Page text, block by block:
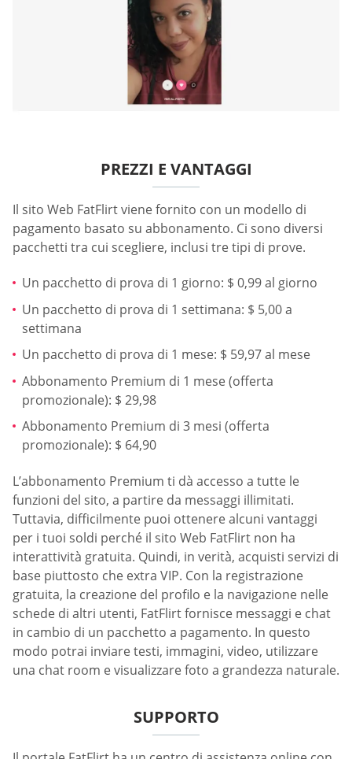
PREZZI E VANTAGGI
Il sito Web FatFlirt viene fornito con un modello di
pagamento basato su abbonamento. Ci sono diversi
pacchetti tra cui scegliere, inclusi tre tipi di prove.
Un pacchetto di prova di 1 giorno: $ 0,99 al giorno
Un pacchetto di prova di 1 settimana: $ 5,00 a
settimana
Un pacchetto di prova di 1 mese: $ 59,97 al mese
Abbonamento Premium di 1 mese (offerta
promozionale): $ 29,98
Abbonamento Premium di 3 mesi (offerta
promozionale): $ 64,90
L’abbonamento Premium ti dà accesso a tutte le
funzioni del sito, a partire da messaggi illimitati.
Tuttavia, difficilmente puoi ottenere alcuni vantaggi
per i tuoi soldi perché il sito Web FatFlirt non ha
interattività gratuita. Quindi, in verità, acquisti servizi di
base piuttosto che extra VIP. Con la registrazione
gratuita, la creazione del profilo e la navigazione nelle
schede di altri utenti, FatFlirt fornisce messaggi e chat
in cambio di un pacchetto a pagamento. In questo
modo potrai inviare testi, immagini, video, utilizzare
una chat room e visualizzare foto a grandezza naturale.
SUPPORTO